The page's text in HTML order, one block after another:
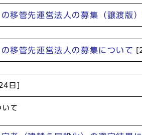
移管先運営法人の募集（譲渡版
移管先運営法人の募集について
日]
いて